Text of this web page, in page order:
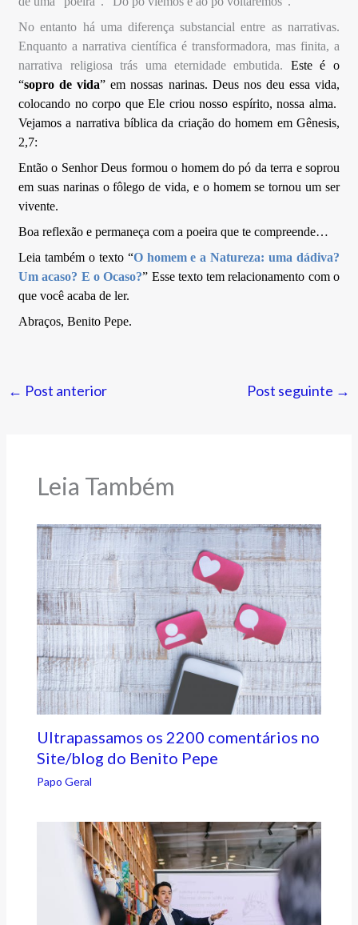
No entanto há uma diferença substancial entre as narrativas.
Enquanto a narrativa científica é transformadora, mas finita, a
narrativa religiosa trás uma eternidade embutida. Este é o
“sopro de vida” em nossas narinas. Deus nos deu essa vida,
colocando no corpo que Ele criou nosso espírito, nossa alma.
Vejamos a narrativa bíblica da criação do homem em Gênesis,
2,7:
Então o Senhor Deus for­mou o homem do pó da terra e soprou
em suas narinas o fôlego de vida, e o homem se tornou um ser
vivente.
Boa reflexão e permaneça com a poeira que te compreende…
Leia também o texto “O homem e a Natureza: uma dádiva?
Um acaso? E o Ocaso?” Esse texto tem relacionamento com o
que você acaba de ler.
Abraços, Benito Pepe.
← Post anterior Post seguinte →
Leia Também
Ultrapassamos os 2200 comentários no
Site/blog do Benito Pepe
Papo Geral